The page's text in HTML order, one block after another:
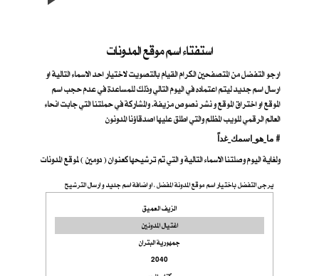
استفتاء اسم موقع المدونات
ارجو التفضل من المتصفحين الكرام القيام بالتصويت لاختيار احد الاسماء التالية او
ارسال اسم جديد ليتم اعتماده في اليوم التالي وذلك للمساعدة في عدم حجب اسم
الموقع او اختراق الموقع و نشر نصوص مزيفة. والمشاركة في حملتنا التي جابت انحاء
العالم الرقمي للويب المظلم والتي اطلق عليها اصدقاؤنا المدونون
ما_هو_اسمك_غداً #
ولغاية اليوم وصلتنا الاسماء التالية و التي تم ترشيحها كعنوان ( دومين ) لموقع المدونات
يرجى التفضل باختيار اسم موقع المدونة المفضل ، او اضافة اسم جديد و ارسال الترشيح